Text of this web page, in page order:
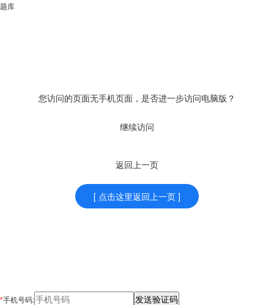
题库
您访问的页面无手机页面，是否进一步访问电脑版？
继续访问
返回上一页
[ 点击这里返回上一页 ]
*手机号码: